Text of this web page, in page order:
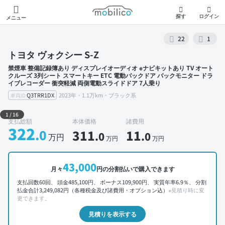
メニュー
モビリコ
探す ログイン
22 1
トヨタ ヴォクシー S-Z
禁煙車 整備記録簿あり ディスプレイオーディオ ※ナビキットあり TV オート
クルーズ 3列シート スマートキー ETC 電動バックドア バックモニター ドラ
イブレコーダー 衝突軽減 両側電動スライドドア 7人乗り
車両ID Q3TRR1DX 2023年・1.1万km・ブラック系
外装 左前
1 /16
支払総額
322.0万円
本体価格
311.0万円
諸費用
11.0万円
月々43,000円の分割払いで購入できます
支払回数60回、 頭金485,100円、 ボーナス109,900円、 実質年率6.9％、 分割
払金合計3,249,082円（各種税金及び諸費用・オプション込） ※見積り時に変
更できます。
見積りを表示する